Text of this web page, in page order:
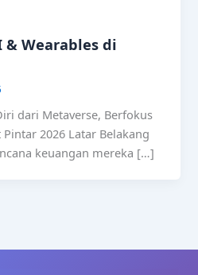
& Wearables di
dari Metaverse, Berfokus
2026 Latar Belakang
keuangan mereka […]